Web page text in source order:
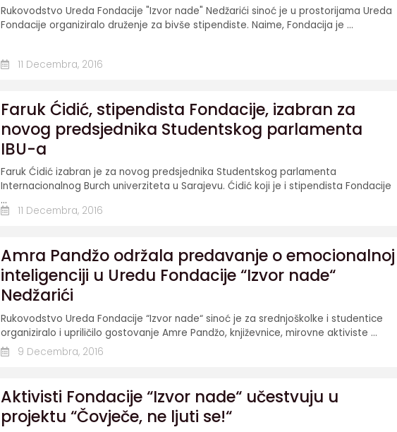
Rukovodstvo Ureda Fondacije "Izvor nade" Nedžarići sinoć je u prostorijama Ureda
Fondacije organiziralo druženje za bivše stipendiste. Naime, Fondacija je ...
11 Decembra, 2016
Faruk Ćidić, stipendista Fondacije, izabran za
novog predsjednika Studentskog parlamenta
IBU-a
Faruk Ćidić izabran je za novog predsjednika Studentskog parlamenta
Internacionalnog Burch univerziteta u Sarajevu. Ćidić koji je i stipendista Fondacije
...
11 Decembra, 2016
Amra Pandžo održala predavanje o emocionalnoj
inteligenciji u Uredu Fondacije “Izvor nade“
Nedžarići
Rukovodstvo Ureda Fondacije “Izvor nade“ sinoć je za srednjoškolke i studentice
organiziralo i upriličilo gostovanje Amre Pandžo, književnice, mirovne aktiviste ...
9 Decembra, 2016
Aktivisti Fondacije “Izvor nade“ učestvuju u
projektu “Čovječe, ne ljuti se!“